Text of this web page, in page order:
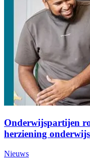
Onderwijspartijen
herziening
Nieuws